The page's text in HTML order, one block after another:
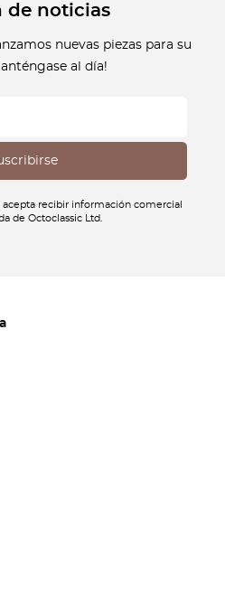
de noticias
nuevas piezas para su
al día!
acepta recibir información comercial
de Octoclassic Ltd.